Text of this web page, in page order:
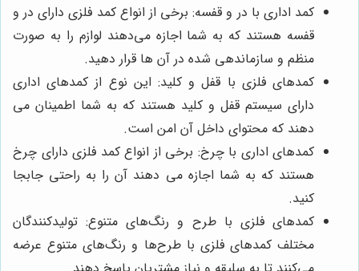
کمد اداری با در و قفسه: برخی از انواع کمد فلزی دارای در و
قفسه هستند که به شما اجازه می‌دهند لوازم را به صورت
منظم و سازماندهی شده در آن ‌ها قرار دهید.
کمدهای فلزی با قفل و کلید: این نوع از کمدهای اداری
دارای سیستم قفل و کلید هستند که به شما اطمینان می
‌دهند که محتوای داخل آن امن است.
کمدهای اداری با چرخ‌: برخی از انواع کمد فلزی دارای چرخ‌
هستند که به شما اجازه می ‌دهند آن را به راحتی جابجا
کنید.
کمدهای فلزی با طرح و رنگ‌های متنوع: تولیدکنندگان
مختلف کمدهای فلزی با طرح‌ها و رنگ‌های متنوع عرضه